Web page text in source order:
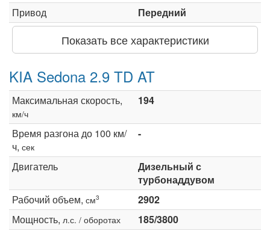
Привод
Передний
Показать все характеристики
KIA Sedona 2.9 TD AT
Максимальная скорость,
км/ч
194
Время разгона до 100 км/
ч, сек
-
Двигатель
Дизельный с
турбонаддувом
Рабочий объем, см3
2902
Мощность, л.с. / оборотах
185/3800